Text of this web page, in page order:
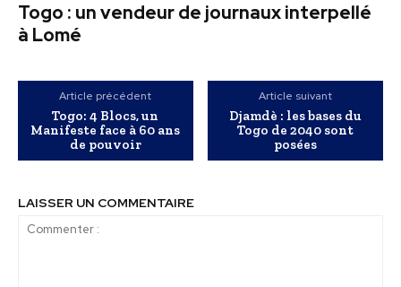
Togo : un vendeur de journaux interpellé
à Lomé
Article précédent
Togo: 4 Blocs, un
Manifeste face à 60 ans
de pouvoir
Article suivant
Djamdè : les bases du
Togo de 2040 sont
posées
LAISSER UN COMMENTAIRE